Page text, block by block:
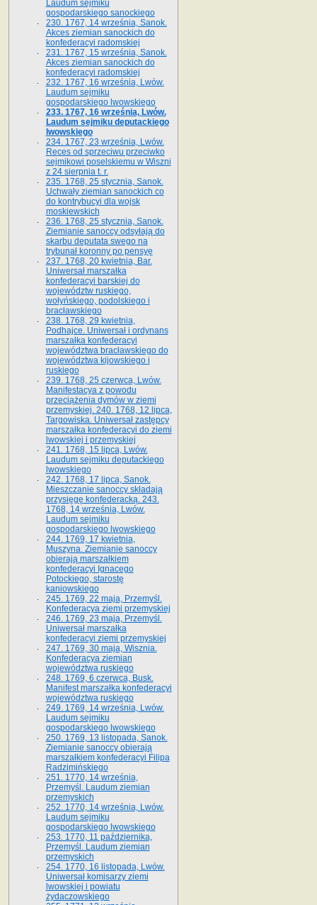
Laudum sejmiku
gospodarskiego sanockiego
230. 1767, 14 września, Sanok.
Akces ziemian sanockich do
konfederacyi radomskiej
231. 1767, 15 września, Sanok.
Akces ziemian sanockich do
konfederacyi radomskiej
232. 1767, 16 września, Lwów.
Laudum sejmiku
gospodarskiego lwowskiego
233. 1767, 16 września, Lwów.
Laudum sejmiku deputackiego
lwowskiego
234. 1767, 23 września, Lwów.
Reces od sprzeciwu przeciwko
sejmikowi poselskiemu w Wiszni
z 24 sierpnia t. r.
235. 1768, 25 stycznia, Sanok.
Uchwały ziemian sanockich co
do kontrybucyi dla wojsk
moskiewskich
236. 1768, 25 stycznia, Sanok.
Ziemianie sanoccy odsyłają do
skarbu deputata swego na
trybunał koronny po pensyę
237. 1768, 20 kwietnia, Bar.
Uniwersał marszałka
konfederacyi barskiej do
województw ruskiego,
wołyńskiego, podolskiego i
bracławskiego
238. 1768, 29 kwietnia,
Podhajce. Uniwersał i ordynans
marszałka konfederacyi
województwa bracławskiego do
wo­jewództwa kijowskiego i
ruskiego
239. 1768, 25 czerwca, Lwów.
Manifestacya z powodu
przeciążenia dymów w ziemi
przemyskiej. 240. 1768, 12 lipca,
Targowiska. Uniwersał zastępcy
marszałka konfederacyi do ziemi
lwowskiej i przemyskiej
241. 1768, 15 lipca, Lwów.
Laudum sejmiku deputackiego
lwowskiego
242. 1768, 17 lipca, Sanok.
Mieszczanie sanoccy składają
przysięgę konfederacką. 243.
1768, 14 września, Lwów.
Laudum sejmiku
gospodarskiego lwowskiego
244. 1769, 17 kwietnia,
Muszyna. Ziemianie sanoccy
obierają marszałkiem
konfederacyi Ignacego
Potockiego, starostę
kaniowskiego
245. 1769, 22 maja, Przemyśl.
Konfederacya ziemi przemyskiej
246. 1769, 23 maja, Przemyśl.
Uniwersał marszałka
konfederacyi ziemi przemyskiej
247. 1769, 30 maja, Wisznia.
Konfederacya ziemian
województwa ruskiego
248. 1769, 6 czerwca, Busk.
Manifest marszałka konfederacyi
województwa ruskiego
249. 1769, 14 września, Lwów.
Laudum sejmiku
gospodarskiego lwowskiego
250. 1769, 13 listopada, Sanok.
Ziemianie sanoccy obierają
marszałkiem konfederacyi Filipa
Radzimińskiego
251. 1770, 14 września,
Przemyśl. Laudum ziemian
przemyskich
252. 1770, 14 września, Lwów.
Laudum sejmiku
gospodarskiego lwowskiego
253. 1770, 11 października,
Przemyśl. Laudum ziemian
przemyskich
254. 1770, 16 listopada, Lwów.
Uniwersał komisarzy ziemi
lwowskiej i powiatu
żydaczowskiego